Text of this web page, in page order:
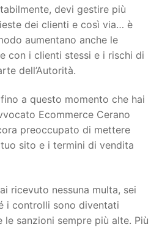
devi gestire più
dei clienti e così via… è
aumentano anche le
con i clienti stessi e i rischi di
dell’Autorità.
a questo momento che hai
Ecommerce Cerano
preoccupato di mettere
sito e i termini di vendita
ricevuto nessuna multa, sei
i controlli sono diventati
le sanzioni sempre più alte. Più